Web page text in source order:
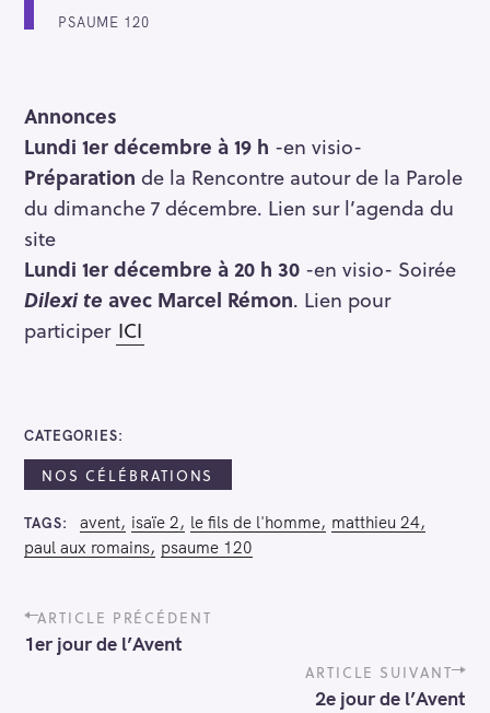
PSAUME 120
Annonces
Lundi 1er décembre à 19 h -en visio-
Préparation de la Rencontre autour de la Parole
du dimanche 7 décembre. Lien sur l’agenda du
site
Lundi 1er décembre à 20 h 30 -en visio- Soirée
Dilexi te avec Marcel Rémon. Lien pour
participer ICI
CATEGORIES
NOS CÉLÉBRATIONS
TAGS avent isaïe 2 le fils de l'homme
matthieu 24
paul aux romains psaume 120
P
o
s
ARTICLE PRÉCÉDENT
1er jour de l’Avent
ARTICLE SUIVANT
2e jour de l’Avent